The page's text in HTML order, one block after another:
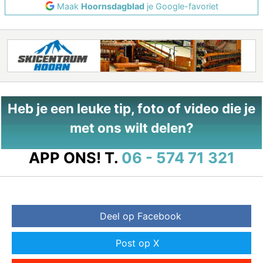
Maak Hoornsdagbladje Google-favoriet
Heb je een leuke tip, foto of video die je
met ons wilt delen?
APP ONS! T. 06 - 574 71 321
Deel op Facebook
Post op X